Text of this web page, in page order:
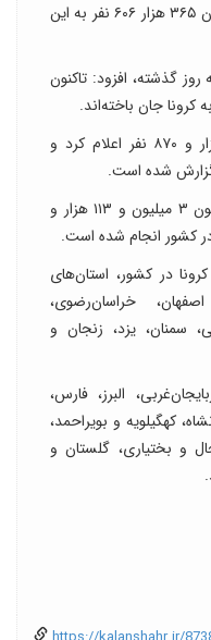
شناسایی شده که بر همین اساس تاکنون ۳۶۵ هزار ۶۰۶ نفر به این
در شبانه روز گذشته، افزود: تاکنون
لاری، تعداد بهبود یافتگان را ۳۱۴ هزار و ۸۷۰ نفر اعلام کرد و
سخنگوی وزارت بهداشت، افزود: تا کنون ۳ میلیون و ۱۱۳ هزار و
در کشور، استان‌های
خراسان‌رضوی،
سمنان، یزد، زنجان و
البرز، فارس،
کهگیلویه و بویراحمد،
و بختیاری، گلستان و